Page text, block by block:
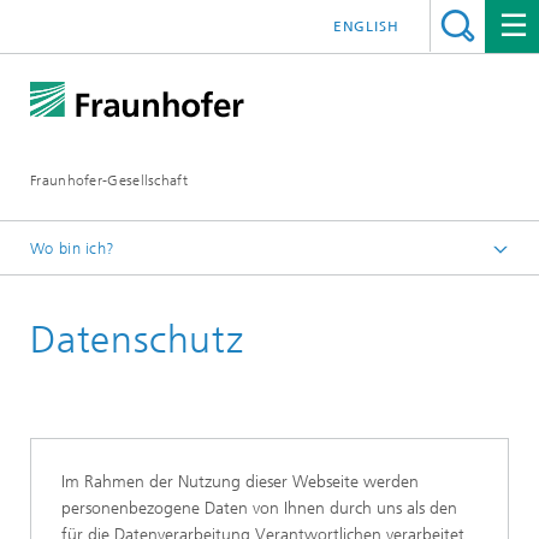
Fraunhofer-Gesellschaft
ENGLISH
Wo bin ich?
Datenschutz
Im Rahmen der Nutzung dieser Webseite werden
personenbezogene Daten von Ihnen durch uns als den
für die Datenverarbeitung Verantwortlichen verarbeitet